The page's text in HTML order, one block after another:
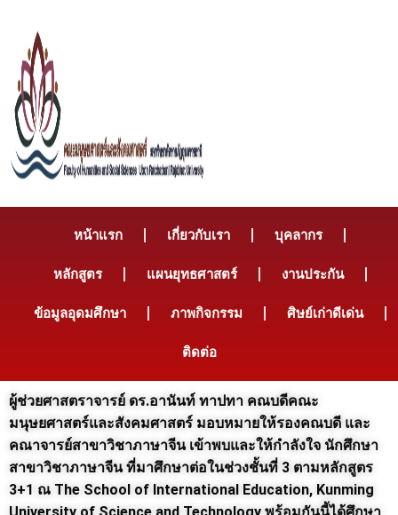
หน้าแรก เกี่ยวกับเรา บุคลากร
หลักสูตร แผนยุทธศาสตร์ งานประกัน
ข้อมูลอุดมศึกษา ภาพกิจกรรม ศิษย์เก่าดีเด่น
ติดต่อ
ผู้ช่วยศาสตราจารย์ ดร.อานันท์ ทาปทา คณบดีคณะ
มนุษยศาสตร์และสังคมศาสตร์ มอบหมายให้รองคณบดี และ
คณาจารย์สาขาวิชาภาษาจีน เข้าพบและให้กำลังใจ นักศึกษา
สาขาวิชาภาษาจีน ที่มาศึกษาต่อในช่วงชั้นที่ 3 ตามหลักสูตร
3+1 ณ The School of International Education, Kunming